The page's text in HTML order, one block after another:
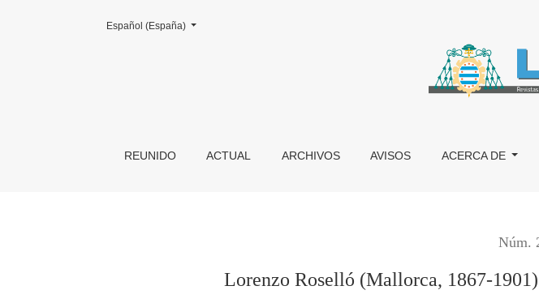
Lorenzo Roselló (Mallorca, 1867-1901): un escultor en el tránsito de Fin de
REUNIDO ACTUAL ARCHIVOS AVISOS ACERCA DE
Cambiar el idioma. El actual es:
Español (España)
Núm.
Lorenzo Roselló (Mallorca, 1867-